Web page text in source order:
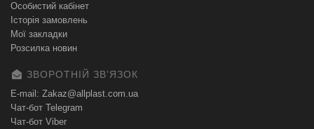
Особистий кабінет
Історія замовлень
Мої закладки
Розсилка новин
ЗВОРОТНІЙ ЗВʼЯЗОК
E-mail: Zakaz@allplast.com.ua
Чат-бот Telegram
Чат-бот Viber